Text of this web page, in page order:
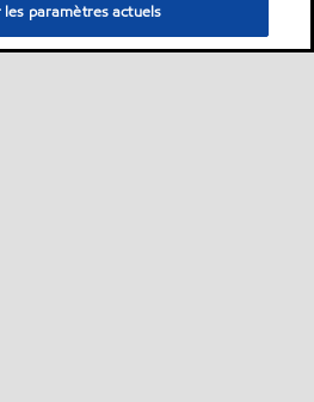
paramètres actuels